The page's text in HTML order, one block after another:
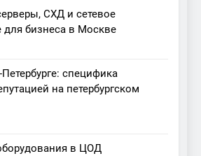
СХД и сетевое
для бизнеса в Москве
специфика
на петербургском
в ЦОД